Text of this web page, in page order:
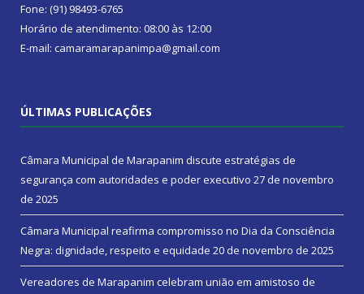
Fone: (91) 98493-6765
Horário de atendimento: 08:00 às 12:00
E-mail: camaramarapanimpa@gmail.com
ÚLTIMAS PUBLICAÇÕES
Câmara Municipal de Marapanim discute estratégias de
segurança com autoridades e poder executivo 27 de novembro
de 2025
Câmara Municipal reafirma compromisso no Dia da Consciência
Negra: dignidade, respeito e equidade 20 de novembro de 2025
Vereadores de Marapanim celebram união em amistoso de